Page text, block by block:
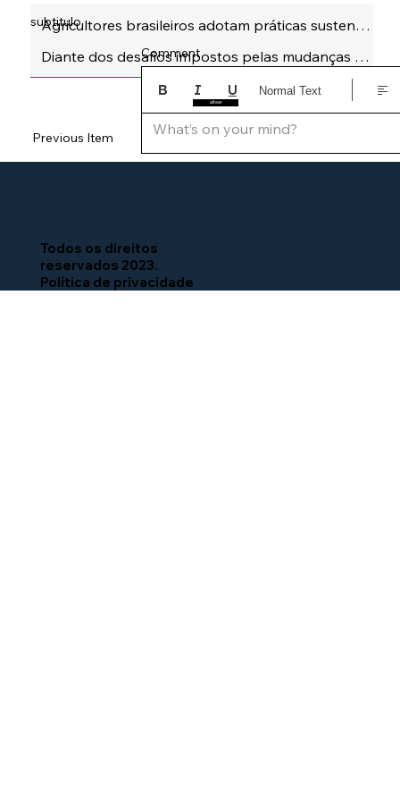
Next Item
Previous Item
subtitulo
Comment
What’s on your mind?
Normal Text
altear
Todos os direitos
reservados 2023.
Política de privacidade